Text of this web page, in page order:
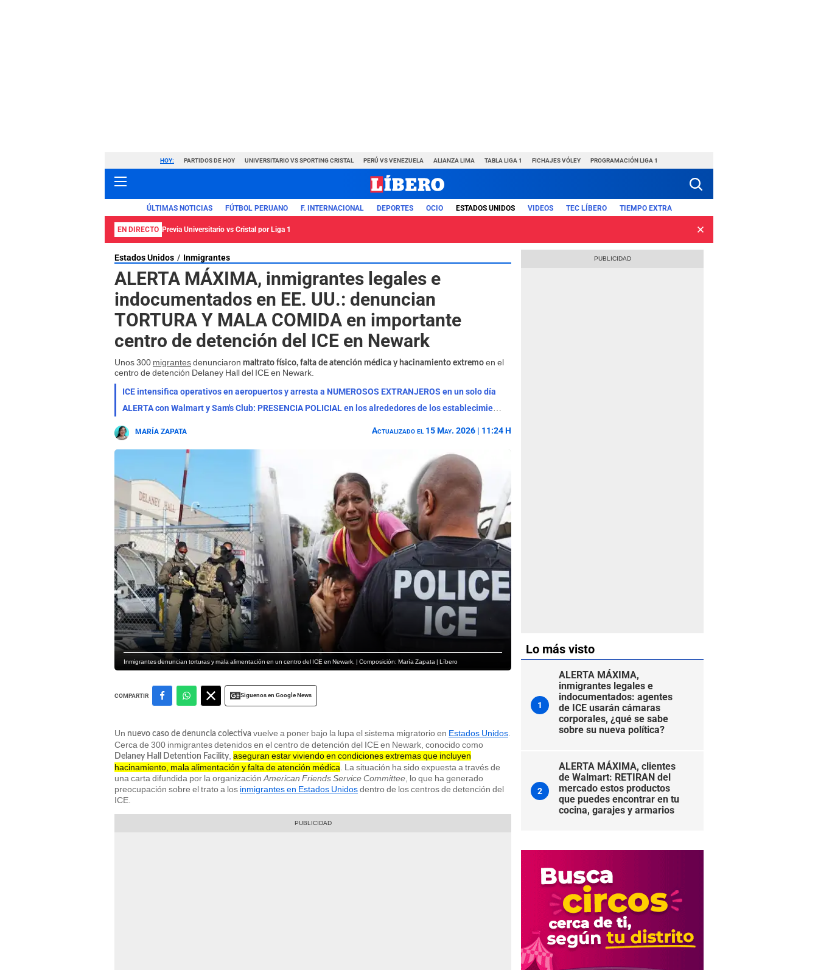
HOY: PARTIDOS DE HOY UNIVERSITARIO VS SPORTING CRISTAL PERÚ VS VENEZUELA ALIANZA LIMA TABLA LIGA 1 FICHAJES VÓLEY PROGRAMACIÓN LIGA 1
ÚLTIMAS NOTICIAS FÚTBOL PERUANO F. INTERNACIONAL DEPORTES OCIO ESTADOS UNIDOS VIDEOS TEC LÍBERO TIEMPO EXTRA
EN DIRECTO Previa Universitario vs Cristal por Liga 1
Estados Unidos Inmigrantes
ALERTA MÁXIMA, inmigrantes legales e
indocumentados en EE. UU.: denuncian
TORTURA Y MALA COMIDA en importante
centro de detención del ICE en Newark
Unos 300 migrantesdenunciaron maltrato físico, falta de atención médica y hacinamiento extremo en el
centro de detención Delaney Hall del ICE en Newark.
ICE intensifica operativos en aeropuertos y arresta a NUMEROSOS EXTRANJEROS en un solo día
ALERTA con Walmart y Sam's Club: PRESENCIA POLICIAL en los alrededores de los establecimientos en esta zona
MARÍA ZAPATA Actualizado el 15 May. 2026 | 11:24 H
Inmigrantes denuncian torturas y mala alimentación en un centro del ICE en Newark. | Composición: María Zapata | Líbero
COMPARTIR Siguenos en Google News
Un nuevo caso de denuncia colectiva vuelve a poner bajo la lupa el sistema migratorio en Estados Unidos
Cerca de 300 inmigrantes detenidos en el centro de detención del ICE en Newark, conocido como
Delaney Hall Detention Facility aseguran estar viviendo en condiciones extremas que incluyen
hacinamiento, mala alimentación y falta de atención médica . La situación ha sido expuesta a través de
una carta difundida por la organización American Friends Service Committee , lo que ha generado
preocupación sobre el trato a los inmigrantes en Estados Unidosdentro de los centros de detención del
ICE.
Lo más visto
1
ALERTA MÁXIMA,
inmigrantes legales e
indocumentados: agentes
de ICE usarán cámaras
corporales, ¿qué se sabe
sobre su nueva política?
2
ALERTA MÁXIMA, clientes
de Walmart: RETIRAN del
mercado estos productos
que puedes encontrar en tu
cocina, garajes y armarios